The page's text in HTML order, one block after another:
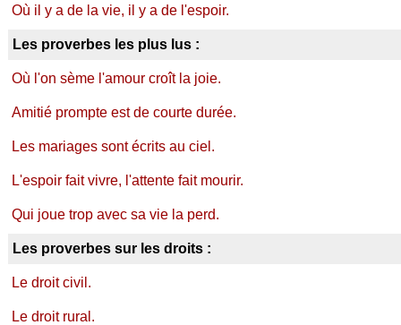
Où il y a de la vie, il y a de l'espoir.
Les proverbes les plus lus :
Où l'on sème l'amour croît la joie.
Amitié prompte est de courte durée.
Les mariages sont écrits au ciel.
L'espoir fait vivre, l'attente fait mourir.
Qui joue trop avec sa vie la perd.
Les proverbes sur les droits :
Le droit civil.
Le droit rural.